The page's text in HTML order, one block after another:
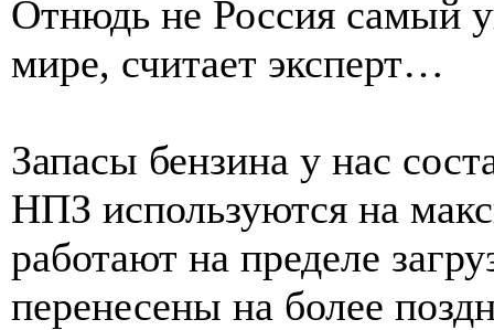
Отнюдь не Россия самый
мире, считает эксперт…
Запасы бензина у нас
НПЗ используются на
работают на пределе
перенесены на более